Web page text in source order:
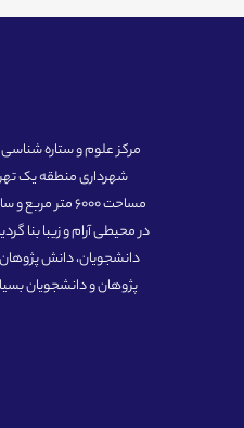
مرکز علوم و ستاره
در محیطی آرام و زیبا بنا
دانشجویان، دانش
پژوهان و دانشجویان